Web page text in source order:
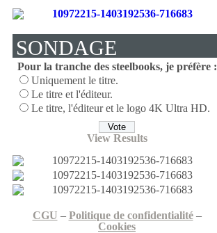
SONDAGE
Pour la tranche des steelbooks, je préfère :
Uniquement le titre.
Le titre et l'éditeur.
Le titre, l'éditeur et le logo 4K Ultra HD.
View Results
CGU – Politique de confidentialité–
Cookies